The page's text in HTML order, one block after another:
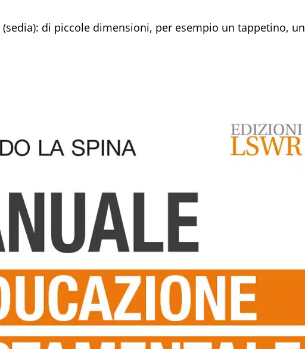
(sedia): di piccole dimensioni, per esempio un tappetino, un